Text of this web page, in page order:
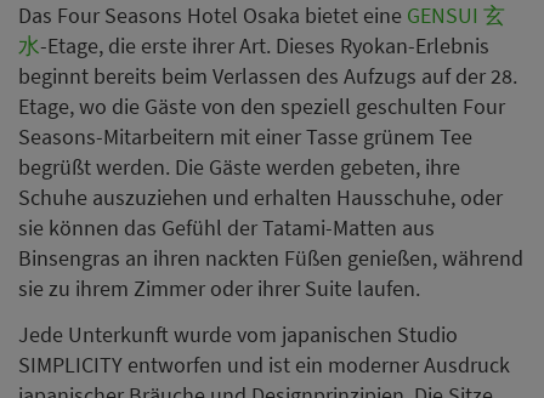
Das Four Seasons Hotel Osaka bietet eine GENSUI 玄
水-Etage, die erste ihrer Art. Dieses Ryokan-Erlebnis
beginnt bereits beim Verlassen des Aufzugs auf der 28.
Etage, wo die Gäste von den speziell geschulten Four
Seasons-Mitarbeitern mit einer Tasse grünem Tee
begrüßt werden. Die Gäste werden gebeten, ihre
Schuhe auszuziehen und erhalten Hausschuhe, oder
sie können das Gefühl der Tatami-Matten aus
Binsengras an ihren nackten Füßen genießen, während
sie zu ihrem Zimmer oder ihrer Suite laufen.
Jede Unterkunft wurde vom japanischen Studio
SIMPLICITY entworfen und ist ein moderner Ausdruck